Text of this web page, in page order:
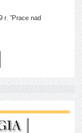
r. ”Prace nad